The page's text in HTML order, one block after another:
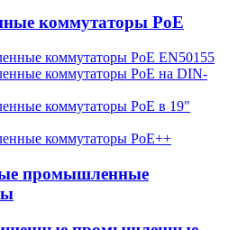
коммутаторы PoE
коммутаторы PoE EN50155
коммутаторы PoE на DIN-
коммутаторы PoE в 19"
коммутаторы PoE++
промышленные